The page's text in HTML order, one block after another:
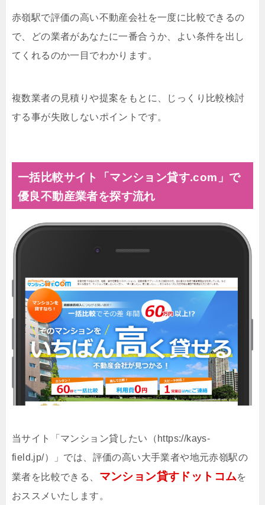
赤嶺駅で評価の高い不動産会社を一度に比較できるの
で、どの業者があなたに一番合うか、よい条件を出し
てくれるのか一目でわかります。
複数業者の見積りや提案をもとに、じっくり比較検討
する事が失敗しないポイントです。
一括比較サイト「マンション貸す.com」で
優良不動産業者を探す流れ
当サイト「マンション貸したい（https://kays-
field.jp/）」では、評価の高い大手業者や地元赤嶺駅の
業者を比較できる、 マンション貸すドットコムを
おススメいたします。